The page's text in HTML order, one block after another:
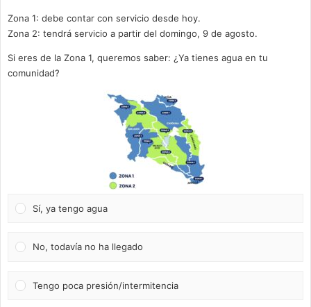
Zona 1: debe contar con servicio desde hoy.
Zona 2: tendrá servicio a partir del domingo, 9 de agosto.
Si eres de la Zona 1, queremos saber: ¿Ya tienes agua en tu
comunidad?
Sí, ya tengo agua
No, todavía no ha llegado
Tengo poca presión/intermitencia